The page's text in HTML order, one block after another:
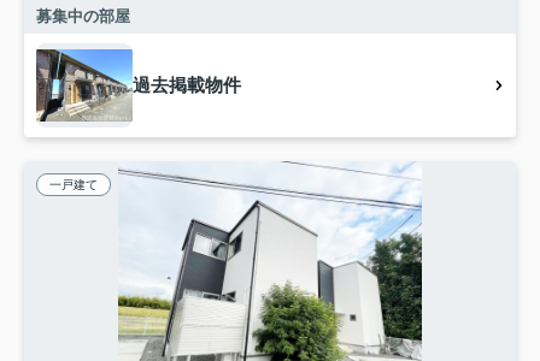
募集中の部屋
過去掲載物件
一戸建て